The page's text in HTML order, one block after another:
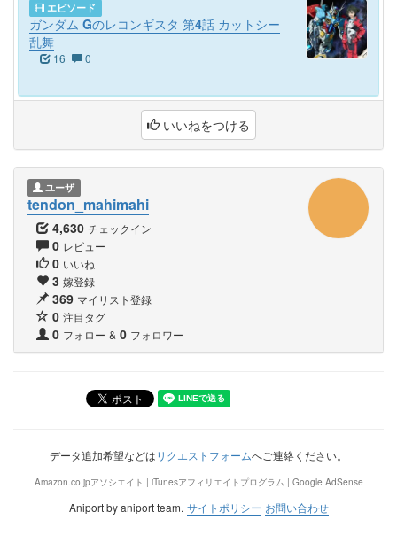
エピソード
ガンダム Gのレコンギスタ 第4話 カットシー
乱舞
16 0
いいねをつける
ユーザ
tendon_mahimahi
4,630 チェックイン
0 レビュー
0 いいね
3 嫁登録
369 マイリスト登録
0 注目タグ
0 フォロー & 0 フォロワー
データ追加希望などはリクエストフォームへご連絡ください。
Amazon.co.jpアソシエイト | iTunesアフィリエイトプログラム | Google AdSense
Aniport by aniport team. サイトポリシー お問い合わせ